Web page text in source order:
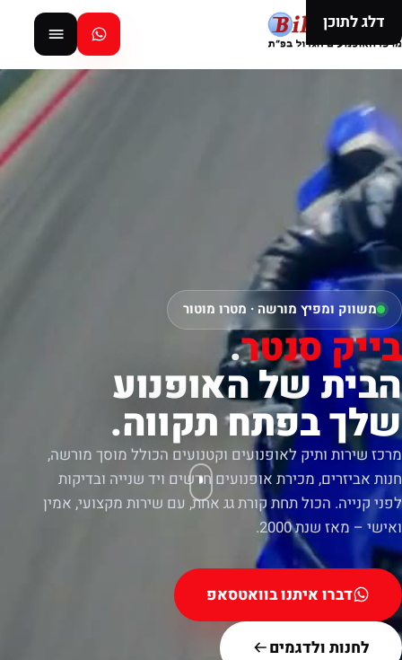
דלג לתוכן
משווק ומפיץ מורשה · מטרו מוטור
בייק סנטר.
הבית של האופנוע
שלך בפתח תקווה.
מרכז שירות ותיק לאופנועים וקטנועים הכולל מוסך מורשה,
חנות אביזרים, מכירת אופנועים חדשים ויד שנייה ובדיקות
לפני קנייה. הכול תחת קורת גג אחת, עם שירות מקצועי, אמין
ואישי – מאז שנת 2000.
דברו איתנו בוואטסאפ
לחנות ולדגמים